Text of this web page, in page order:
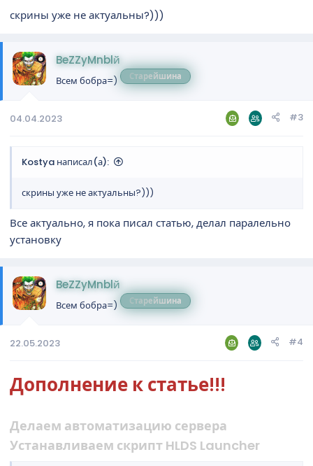
скрины уже не актуальны?)))
BeZZyMnblй
Всем бобра=) Старейшина
04.04.2023 #3
Kostya написал(а):
скрины уже не актуальны?)))
Все актуально, я пока писал статью, делал паралельно
установку
BeZZyMnblй
Всем бобра=) Старейшина
22.05.2023 #4
Дополнение к статье!!!
Делаем автоматизацию сервера
Устанавливаем скрипт HLDS Launcher